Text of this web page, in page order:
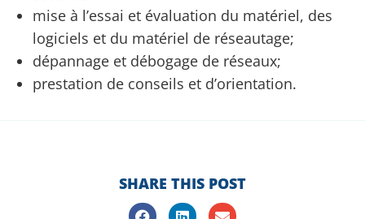
mise à l’essai et évaluation du matériel, des
logiciels et du matériel de réseautage;
dépannage et débogage de réseaux;
prestation de conseils et d’orientation.
SHARE THIS POST